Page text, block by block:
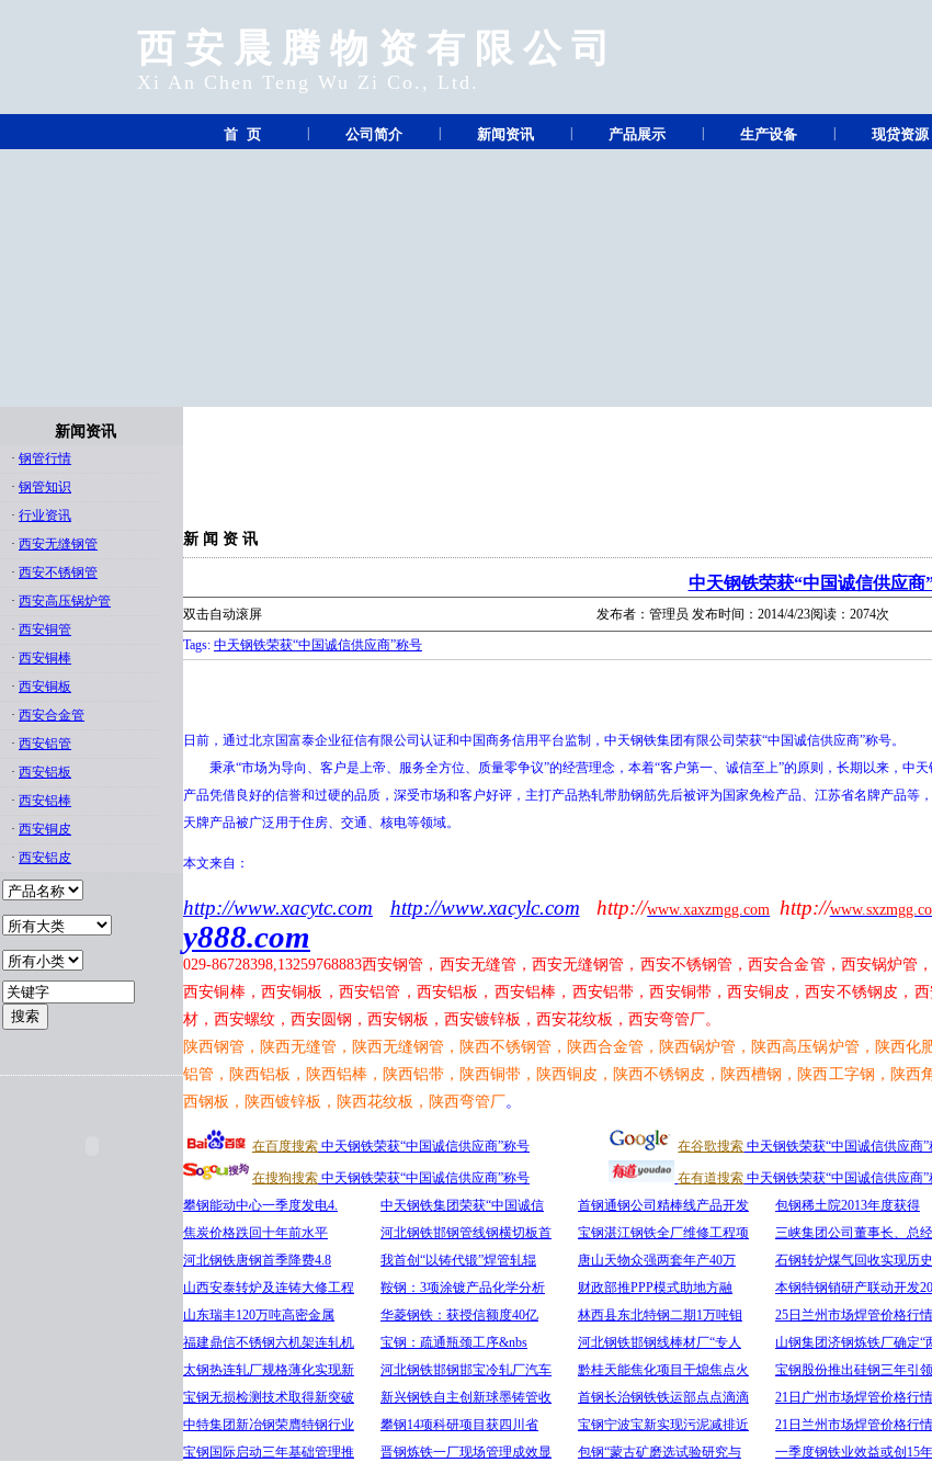
西安晨腾物资有限公司
Xi An Chen Teng Wu Zi Co., Ltd.
首 页 公司简介 新闻资讯 产品展示 生产设备 现贷资源
新闻资讯
· 钢管行情
· 钢管知识
· 行业资讯
· 西安无缝钢管
· 西安不锈钢管
· 西安高压锅炉管
· 西安铜管
· 西安铜棒
· 西安铜板
· 西安合金管
· 西安铝管
· 西安铝板
· 西安铝棒
· 西安铜皮
· 西安铝皮
新 闻 资 讯
中天钢铁荣获“中国诚信供应商
双击自动滚屏
发布者：管理员 发布时间：2014/4/23阅读：2074次
Tags: 中天钢铁荣获“中国诚信供应商”称号
日前，通过北京国富泰企业征信有限公司认证和中国商务信用平台监制，中天钢铁集团有限公司荣获“中国诚信供应商”称号。
秉承“市场为导向、客户是上帝、服务全方位、质量零争议”的经营理念，本着“客户第一、诚信至上”的原则，长期以来，中
产品凭借良好的信誉和过硬的品质，深受市场和客户好评，主打产品热轧带肋钢筋先后被评为国家免检产品、江苏省名牌产品
天牌产品被广泛用于住房、交通、核电等领域。
本文来自：
http://www.xacytc.com http://www.xacylc.com http://www.xaxzmgg.com http://
y888.com
029-86728398,13259768883西安钢管，西安无缝管，西安无缝钢管，西安不锈钢管，西安合金管，西安锅炉管
西安铜棒，西安铜板，西安铝管，西安铝板，西安铝棒，西安铝带，西安铜带，西安铜皮，西安不锈钢皮，
材，西安螺纹，西安圆钢，西安钢板，西安镀锌板，西安花纹板，西安弯管厂。
陕西钢管，陕西无缝管，陕西无缝钢管，陕西不锈钢管，陕西合金管，陕西锅炉管，陕西高压锅炉管，陕西
铝管，陕西铝板，陕西铝棒，陕西铝带，陕西铜带，陕西铜皮，陕西不锈钢皮，陕西槽钢，陕西工字钢，陕
西钢板，陕西镀锌板，陕西花纹板，陕西弯管厂。
在百度搜索 中天钢铁荣获“中国诚信供应商”称号 在谷歌搜索 中天钢铁荣获“中国诚信供应商”
在搜狗搜索 中天钢铁荣获“中国诚信供应商”称号 在有道搜索 中天钢铁荣获“中国诚信供应商”
攀钢能动中心一季度发电4.
焦炭价格跌回十年前水平
河北钢铁唐钢首季降费4.8
山西安泰转炉及连铸大修工程
山东瑞丰120万吨高密金属
福建鼎信不锈钢六机架连轧机
太钢热连轧厂规格薄化实现新
宝钢无损检测技术取得新突破
中特集团新冶钢荣膺特钢行业
宝钢国际启动三年基础管理推
中天钢铁集团荣获“中国诚信
河北钢铁邯钢管线钢横切板首
我首创“以铸代锻”焊管轧辊
鞍钢：3项涂镀产品化学分析
华菱钢铁：获授信额度40亿
宝钢：疏通瓶颈工序&nbs
河北钢铁邯钢邯宝冷轧厂汽车
新兴钢铁自主创新球墨铸管收
攀钢14项科研项目获四川省
晋钢炼铁一厂现场管理成效显
首钢通钢公司精棒线产品开发
宝钢湛江钢铁全厂维修工程项
唐山天物众强两套年产40万
财政部推PPP模式助地方融
林西县东北特钢二期1万吨钼
河北钢铁邯钢线棒材厂“专人
黔桂天能焦化项目干熄焦点火
首钢长治钢铁铁运部点点滴滴
宝钢宁波宝新实现污泥减排近
包钢“蒙古矿磨选试验研究与
包钢稀土院2013年度获得
三峡集团公司董事长、总
石钢转炉煤气回收实现历
本钢特钢销研产联动开发20
25日兰州市场焊管价格行情
山钢集团济钢炼铁厂确定“
宝钢股份推出硅钢三年引
21日广州市场焊管价格行情
21日兰州市场焊管价格行情
一季度钢铁业效益或创15年